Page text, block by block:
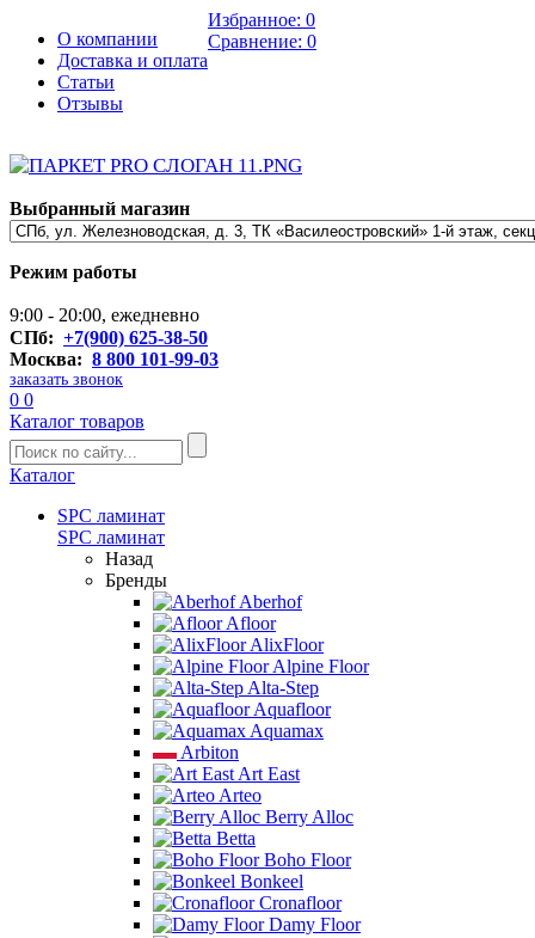
О компании
Доставка и оплата
Статьи
Отзывы
Избранное: 0
Сравнение: 0
Выбранный магазин
Режим работы
9:00 - 20:00, ежедневно
СПб: +7(900) 625-38-50
Москва: 8 800 101-99-03
заказать звонок
0 0
Каталог товаров
Каталог
SPC ламинат
SPC ламинат
Назад
Бренды
Aberhof
Afloor
AlixFloor
Alpine Floor
Alta-Step
Aquafloor
Aquamax
Arbiton
Art East
Arteo
Berry Alloc
Betta
Boho Floor
Bonkeel
Cronafloor
Damy Floor